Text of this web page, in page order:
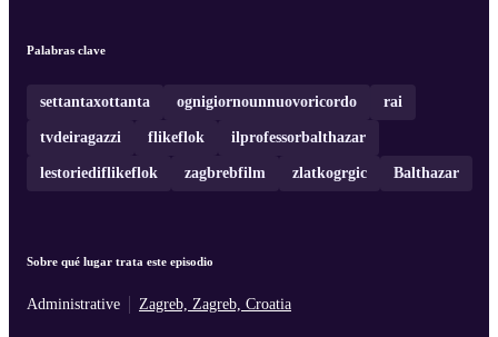
Palabras clave
settantaxottanta ognigiornounnuovoricordo rai
tvdeiragazzi flikeflok ilprofessorbalthazar
lestoriediflikeflok zagbrebfilm zlatkogrgic Balthazar
Sobre qué lugar trata este episodio
Administrative Zagreb, Zagreb, Croatia